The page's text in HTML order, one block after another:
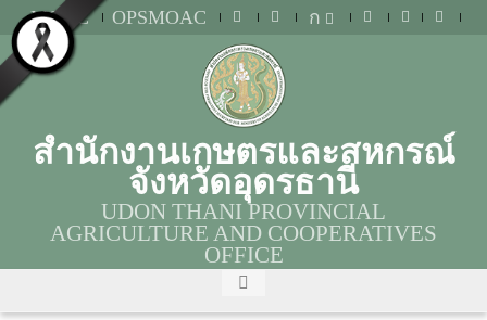
MOAC OPSMOAC ก
สำนักงานเกษตรและสหกรณ์
จังหวัดอุดรธานี
UDON THANI PROVINCIAL
AGRICULTURE AND COOPERATIVES
OFFICE